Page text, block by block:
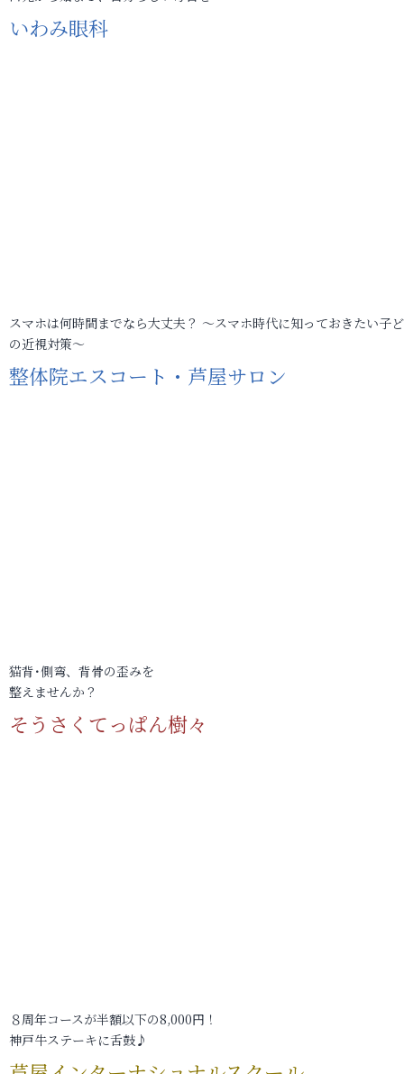
いわみ眼科
スマホは何時間までなら大丈夫？ ～スマホ時代に知っておきたい子
の近視対策～
整体院エスコート・芦屋サロン
猫背･側弯、背骨の歪みを
整えませんか？
そうさくてっぱん樹々
８周年コースが半額以下の8,000円！
神戸牛ステーキに舌鼓♪